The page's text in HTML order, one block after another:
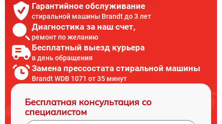
Гарантийное обслуживание
стиральной машины Brandt до 3 лет
Диагностика за наш счет,
ремонт по желанию
Бесплатный выезд курьера
в день обращения
Замена прессостата стиральной машины
Brandt WDB 1071 от 35 минут
Бесплатная консультация со
специалистом